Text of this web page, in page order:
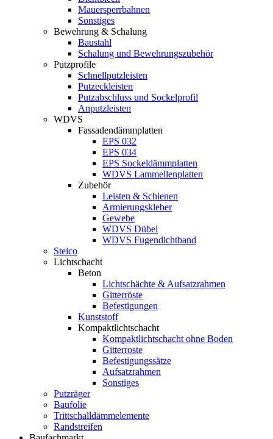
Mauersperrbahnen
Sonstiges
Bewehrung & Schalung
Baustahl
Schalung und Bewehrungszubehör
Putzprofile
Schnellputzleisten
Putzeckleisten
Putzabschluss und Sockelprofil
Anputzleisten
WDVS
Fassadendämmplatten
EPS 032
EPS 034
EPS Sockeldämmplatten
WDVS Lammellenplatten
Zubehör
Leisten & Schienen
Armierungskleber
Gewebe
WDVS Dübel
WDVS Fugendichtband
Steico
Lichtschacht
Beton
Lichtschächte & Aufsatzrahmen
Gitterröste
Befestigungen
Kunststoff
Kompaktlichtschacht
Kompaktlichtschacht ohne Boden
Gitterroste
Befestigungssätze
Aufsatzrahmen
Sonstiges
Putzräger
Baufolie
Trittschalldämmelemente
Randstreifen